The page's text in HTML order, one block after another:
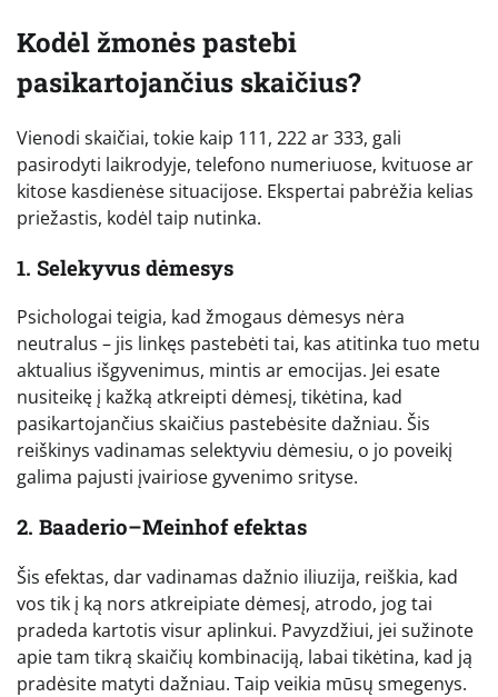
Kodėl žmonės pastebi
pasikartojančius skaičius?
Vienodi skaičiai, tokie kaip 111, 222 ar 333, gali
pasirodyti laikrodyje, telefono numeriuose, kvituose ar
kitose kasdienėse situacijose. Ekspertai pabrėžia kelias
priežastis, kodėl taip nutinka.
1. Selekyvus dėmesys
Psichologai teigia, kad žmogaus dėmesys nėra
neutralus – jis linkęs pastebėti tai, kas atitinka tuo metu
aktualius išgyvenimus, mintis ar emocijas. Jei esate
nusiteikę į kažką atkreipti dėmesį, tikėtina, kad
pasikartojančius skaičius pastebėsite dažniau. Šis
reiškinys vadinamas selektyviu dėmesiu, o jo poveikį
galima pajusti įvairiose gyvenimo srityse.
2. Baaderio–Meinhof efektas
Šis efektas, dar vadinamas dažnio iliuzija, reiškia, kad
vos tik į ką nors atkreipiate dėmesį, atrodo, jog tai
pradeda kartotis visur aplinkui. Pavyzdžiui, jei sužinote
apie tam tikrą skaičių kombinaciją, labai tikėtina, kad ją
pradėsite matyti dažniau. Taip veikia mūsų smegenys.